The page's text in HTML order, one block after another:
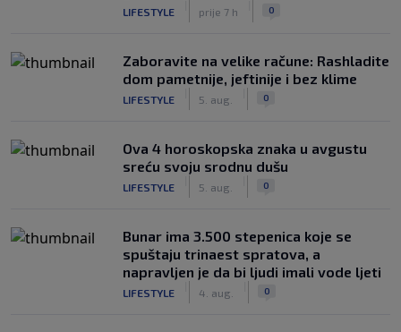
LIFESTYLE prije 7 h 0
Zaboravite na velike račune: Rashladite
dom pametnije, jeftinije i bez klime
LIFESTYLE 5. aug. 0
Ova 4 horoskopska znaka u avgustu
sreću svoju srodnu dušu
LIFESTYLE 5. aug. 0
Bunar imа 3.500 stepenica koje se
spuštaju trinaest spratova, a
napravljen je da bi ljudi imali vode ljeti
LIFESTYLE 4. aug. 0